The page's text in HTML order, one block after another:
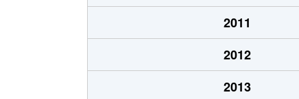
2011
2012
2013